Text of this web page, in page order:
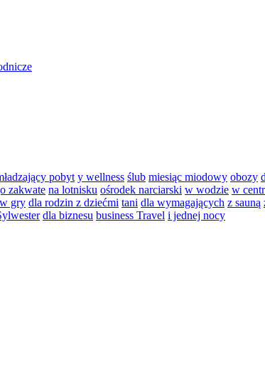
pobyt y wellness ślub miesiąc miodowy obozy
zakwate na lotnisku ośrodek narciarski w wodzie w
gry dla rodzin z dziećmi tani dla wymagających z sauną
dla biznesu business Travel i jednej nocy